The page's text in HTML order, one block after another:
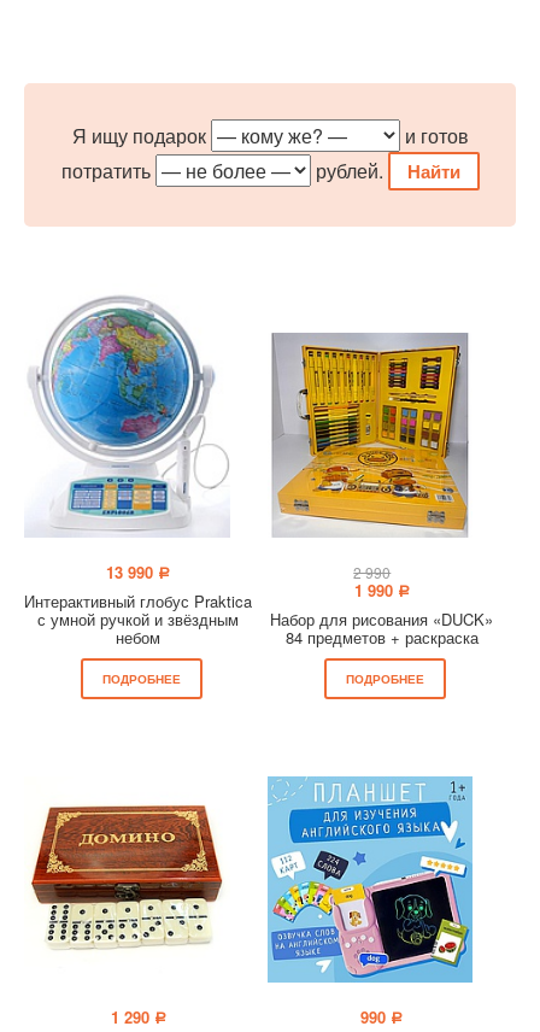
Я ищу подарок
и готов
потратить
рублей.
13 990 a
Интерактивный глобус Praktica
с умной ручкой и звёздным
небом
ПОДРОБНЕЕ
2 990
1 990 a
Набор для рисования «DUCK»
84 предметов + раскраска
ПОДРОБНЕЕ
1 290 a 990 a